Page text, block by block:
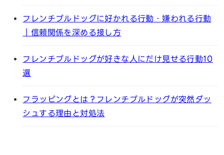
フレンチブルドッグに好かれる行動・嫌われる行動
｜信頼関係を深める接し方
フレンチブルドッグが好きな人にだけ見せる行動10
選
フラッピングとは？フレンチブルドッグが突然ダッ
シュする理由と対処法